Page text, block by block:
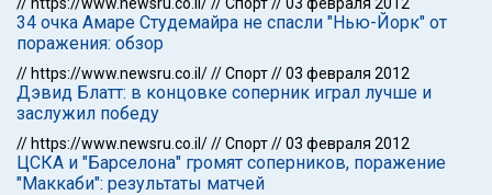
34 очка Амаре Студемайра не спасли "Нью-Йорк" от
поражения: обзор
// https://www.newsru.co.il///Спорт//03 февраля 2012
Дэвид Блатт: в концовке соперник играл лучше и
заслужил победу
// https://www.newsru.co.il///Спорт//03 февраля 2012
ЦСКА и "Барселона" громят соперников, поражение
"Маккаби": результаты матчей